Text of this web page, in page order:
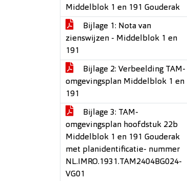
Middelblok 1 en 191 Gouderak
Bijlage 1: Nota van
zienswijzen - Middelblok 1 en
191
Bijlage 2: Verbeelding TAM-
omgevingsplan Middelblok 1 en
191
Bijlage 3: TAM-
omgevingsplan hoofdstuk 22b
Middelblok 1 en 191 Gouderak
met planidentificatie- nummer
NL.IMRO.1931.TAM2404BG024-
VG01